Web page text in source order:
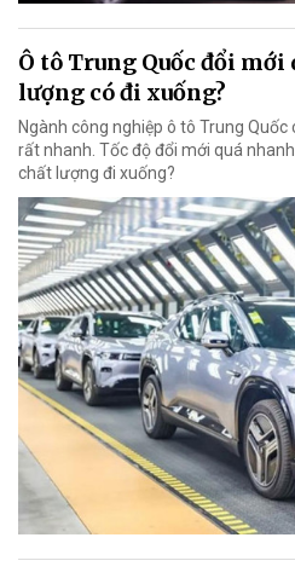
Ô tô Trung Quốc đổi
lượng có đi xuống?
Ngành công nghiệp ô tô Trung
rất nhanh. Tốc độ đổi mới quá
chất lượng đi xuống?